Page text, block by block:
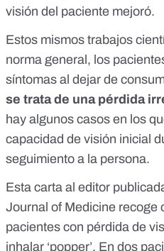
visión del paciente mejoró.
Estos mismos trabajos
norma general, los
síntomas al dejar de
se trata de una pérdida
hay algunos casos en los
capacidad de visión inicial
seguimiento a la persona.
Esta carta al editor
Journal of Medicine recoge
pacientes con pérdida de
inhalar ‘popper’. En dos